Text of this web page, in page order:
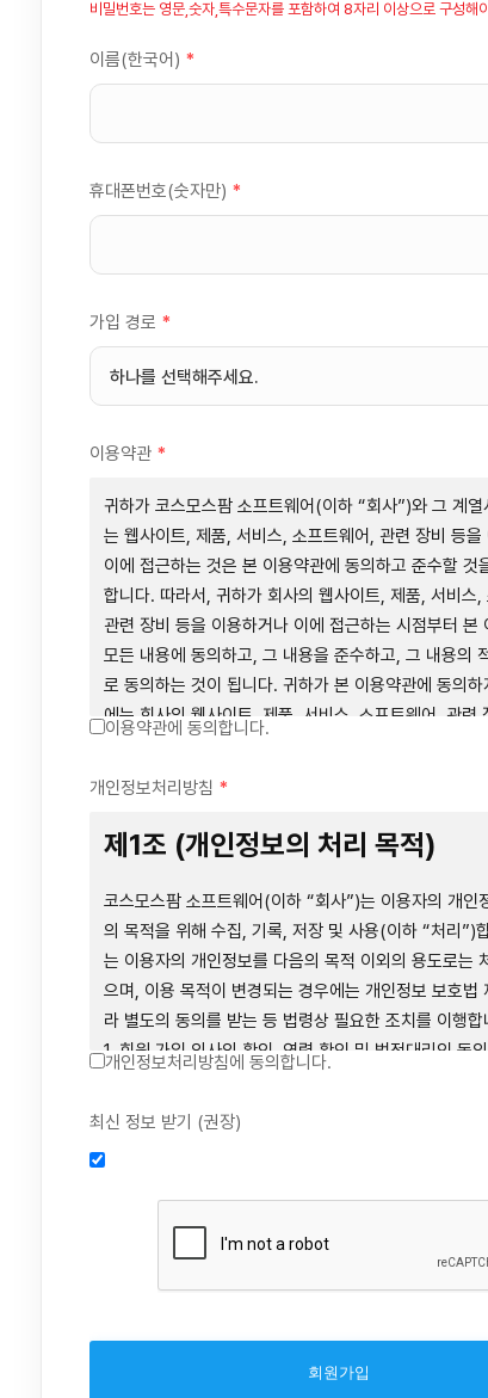
비밀번호는 영문,숫자,특수문자를 포함하여 8자리 이상으로 구성해
이름(한국어) *
휴대폰번호(숫자만) *
가입 경로 *
이용약관 *
귀하가 코스모스팜 소프트웨어(이하 “회사”)와 그 계열
는 웹사이트, 제품, 서비스, 소프트웨어, 관련 장비 등을
이에 접근하는 것은 본 이용약관에 동의하고 준수할 것
합니다. 따라서, 귀하가 회사의 웹사이트, 제품, 서비스,
관련 장비 등을 이용하거나 이에 접근하는 시점부터 본
모든 내용에 동의하고, 그 내용을 준수하고, 그 내용의
로 동의하는 것이 됩니다. 귀하가 본 이용약관에 동의하
에는 회사의 웹사이트, 제품, 서비스, 소프트웨어, 관련
서비스 사용 전에 본 이용약관의 내용을 주의 깊게 읽으
제1장 총칙
제1조 (목적)
본 약관은 코스모스팜 소프트웨어(이하 “회사”)가 데스
을 통하여 제공하는 "사이드톡" 서비스와 관련하여 회사
간의 권리와 의무, 책임사항 및 이용자의 서비스 이용절
제2조 (용어의 정의)
① 본 약관에서 사용하는 용어의 정의는 다음과 같습니
1. 서비스: 회사가 본 약관에 따라 데스크톱용, 랩탑용,
이용약관에 동의합니다.
개인정보처리방침 *
제1조 (개인정보의 처리 목적)
코스모스팜 소프트웨어(이하 “회사”)는 이용자의 개인
의 목적을 위해 수집, 기록, 저장 및 사용(이하 “처리”)
는 이용자의 개인정보를 다음의 목적 이외의 용도로는
으며, 이용 목적이 변경되는 경우에는 개인정보 보호법
라 별도의 동의를 받는 등 법령상 필요한 조치를 이행합
1. 회원 가입 의사의 확인, 연령 확인 및 법정대리인 동
2. 약관 위반 행위 등을 포함하여 서비스의 원활한 운영
항 전달, 분쟁조정을 위한 기록 보존, 민원처리 등 이용
비스 운영
3. 서비스 이용기록과 접속 빈도 분석, 서비스 이용에 대
비스 분석 및 통계에 따른 맞춤 서비스 제공 및 광고 게
4. 콘텐츠 등 기존 서비스 제공(광고 포함)에 더하여, 인
제공 등 신규 서비스 요소의 발굴 및 기존 서비스 개선
개인정보처리방침에 동의합니다.
최신 정보 받기 (권장)